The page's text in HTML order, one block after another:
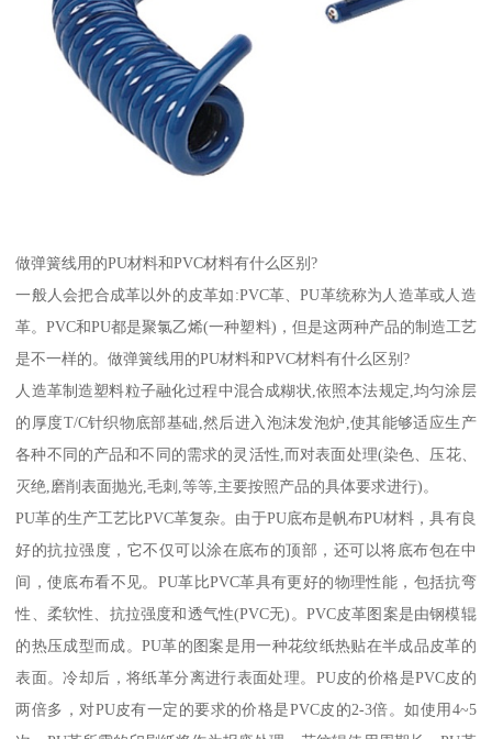
做弹簧线用的PU材料和PVC材料有什么区别?
一般人会把合成革以外的皮革如:PVC革、PU革统称为人造革或人造
革。PVC和PU都是聚氯乙烯(一种塑料)，但是这两种产品的制造工艺
是不一样的。做弹簧线用的PU材料和PVC材料有什么区别?
人造革制造塑料粒子融化过程中混合成糊状,依照本法规定,均匀涂层
的厚度T/C针织物底部基础,然后进入泡沫发泡炉,使其能够适应生产
各种不同的产品和不同的需求的灵活性,而对表面处理(染色、压花、
灭绝,磨削表面抛光,毛刺,等等,主要按照产品的具体要求进行)。
PU革的生产工艺比PVC革复杂。由于PU底布是帆布PU材料，具有良
好的抗拉强度，它不仅可以涂在底布的顶部，还可以将底布包在中
间，使底布看不见。PU革比PVC革具有更好的物理性能，包括抗弯
性、柔软性、抗拉强度和透气性(PVC无)。PVC皮革图案是由钢模辊
的热压成型而成。PU革的图案是用一种花纹纸热贴在半成品皮革的
表面。冷却后，将纸革分离进行表面处理。PU皮的价格是PVC皮的
两倍多，对PU皮有一定的要求的价格是PVC皮的2-3倍。如使用4~5